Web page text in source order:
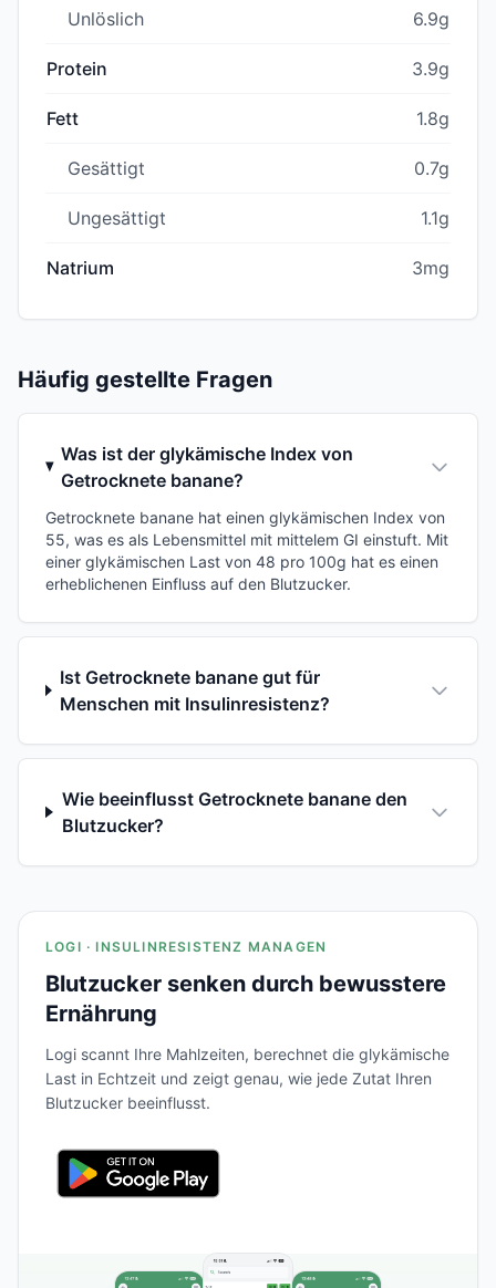
Unlöslich 6.9g
Protein 3.9g
Fett 1.8g
Gesättigt 0.7g
Ungesättigt 1.1g
Natrium 3mg
Häufig gestellte Fragen
Was ist der glykämische Index von
Getrocknete banane?
Getrocknete banane hat einen glykämischen Index von
55, was es als Lebensmittel mit mittelem GI einstuft. Mit
einer glykämischen Last von 48 pro 100g hat es einen
erheblichenen Einfluss auf den Blutzucker.
Ist Getrocknete banane gut für
Menschen mit Insulinresistenz?
Wie beeinflusst Getrocknete banane den
Blutzucker?
LOGI · INSULINRESISTENZ MANAGEN
Blutzucker senken durch bewusstere
Ernährung
Logi scannt Ihre Mahlzeiten, berechnet die glykämische
Last in Echtzeit und zeigt genau, wie jede Zutat Ihren
Blutzucker beeinflusst.